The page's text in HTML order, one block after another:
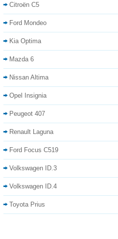
Citroën C5
Ford Mondeo
Kia Optima
Mazda 6
Nissan Altima
Opel Insignia
Peugeot 407
Renault Laguna
Ford Focus C519
Volkswagen ID.3
Volkswagen ID.4
Toyota Prius